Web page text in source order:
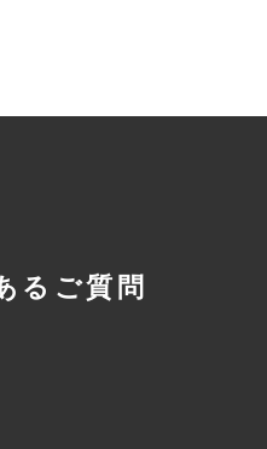
るご質問